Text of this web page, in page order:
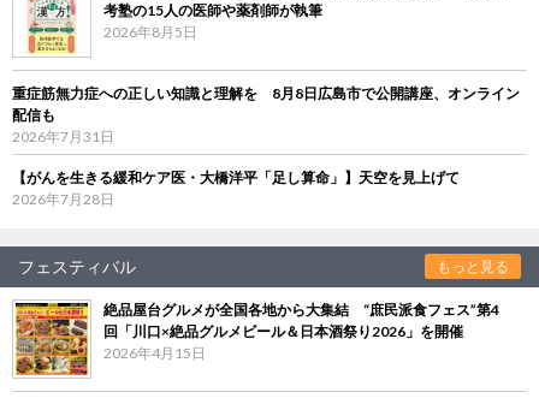
考塾の15人の医師や薬剤師が執筆
2026年8月5日
重症筋無力症への正しい知識と理解を 8月8日広島市で公開講座、オンライン
配信も
2026年7月31日
【がんを生きる緩和ケア医・大橋洋平「足し算命」】天空を見上げて
2026年7月28日
フェスティバル もっと見る
絶品屋台グルメが全国各地から大集結 “庶民派食フェス”第4
回「川口×絶品グルメビール＆日本酒祭り2026」を開催
2026年4月15日